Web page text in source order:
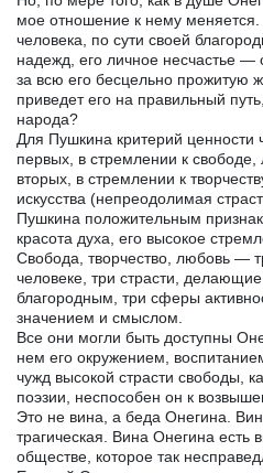
мое отношение к нему
человека, по сути своей
надежд, его личное несчастье —
за всю его бесцельно прожитую
приведет его на правильный
народа?
Для Пушкина критерий ценности
первых, в стремлении к
вторых, в стремлении к
искусства (непреодолимая
Пушкина положительным
красота духа, его высокое
Свобода, творчество, любовь —
человеке, три страсти,
благородным, три сферы
значением и смыслом.
Все они могли быть доступны
нем его окружением,
чужд высокой страсти свободы,
поэзии, неспособен он к
Это не вина, а беда Онегина.
трагическая. Вина Онегина есть
обществе, которое так